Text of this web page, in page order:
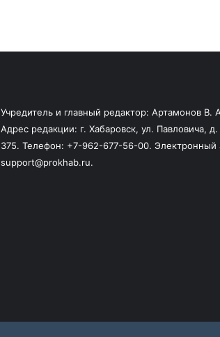
Учредитель и главный редактор: Артамонов В.
Адрес редакции: г. Хабаровск, ул. Павловича,
375. Телефон: +7-962-677-56-00. Электронный
support@prokhab.ru.